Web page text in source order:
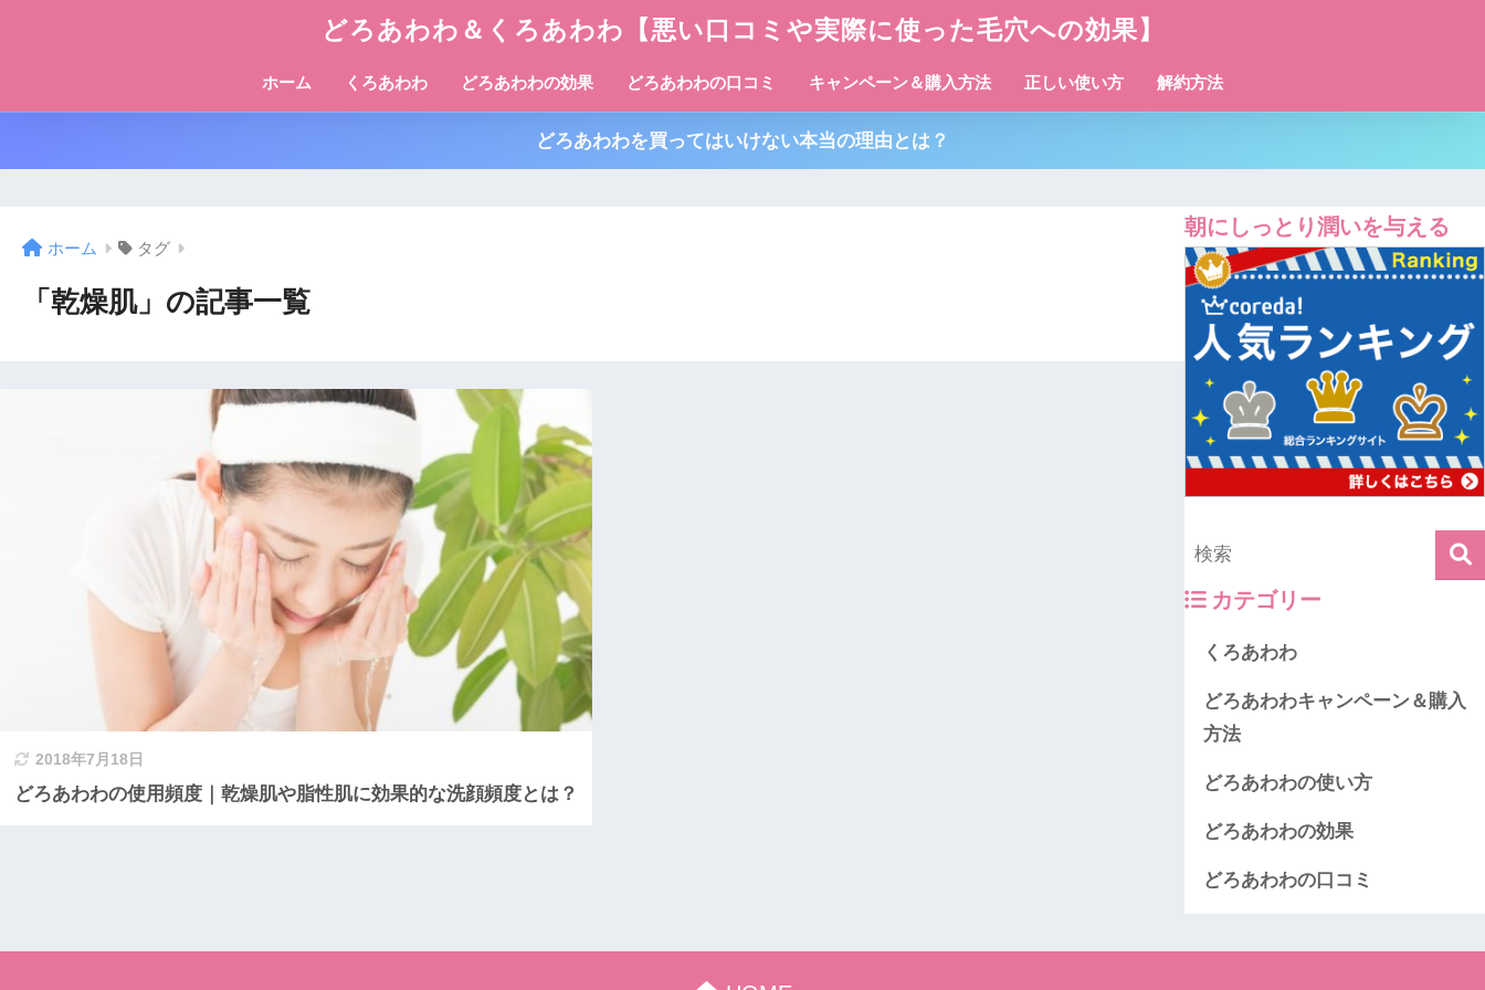
どろあわわ＆くろあわわ【悪い口コミや実際に使った毛穴への効果】
ホーム くろあわわ どろあわわの効果 どろあわわの口コミ キャンペーン＆購入方法 正しい使い方 解約方法
どろあわわを買ってはいけない本当の理由とは？
ホーム タグ
「乾燥肌」の記事一覧
2018年7月18日
どろあわわの使用頻度｜乾燥肌や脂性肌に効果的な洗顔頻度とは？
朝にしっとり潤いを与える
カテゴリー
くろあわわ
どろあわわキャンペーン＆購入
方法
どろあわわの使い方
どろあわわの効果
どろあわわの口コミ